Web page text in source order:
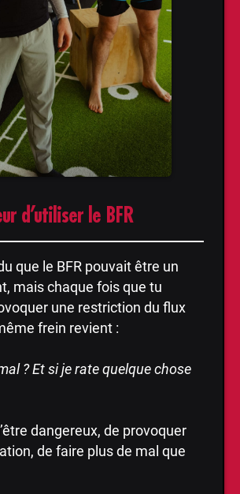
d’utiliser le BFR
que le BFR pouvait être un
mais chaque fois que tu
une restriction du flux
frein revient :
? Et si je rate quelque chose
dangereux, de provoquer
de faire plus de mal que